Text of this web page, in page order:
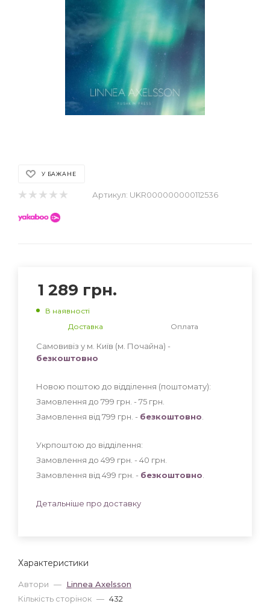
У БАЖАНЕ
Артикул: UKR000000000112536
Характеристики
Автори — Linnea Axelsson
Кількість сторінок — 432
1 289 грн.
В наявності
Доставка
Оплата
Самовивіз у м. Київ (м. Почайна) -
безкоштовно
Новою поштою до відділення (поштомату):
Замовлення до 799 грн. - 75 грн
Замовлення від 799 грн. - безкоштовно
Укрпоштою до відділення:
Замовлення до 499 грн. - 40 грн
Замовлення від 499 грн. - безкоштовно
Детальніше про доставку